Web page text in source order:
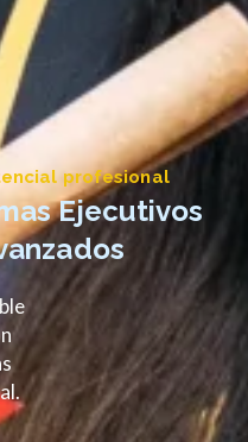
profesional
Ejecutivos